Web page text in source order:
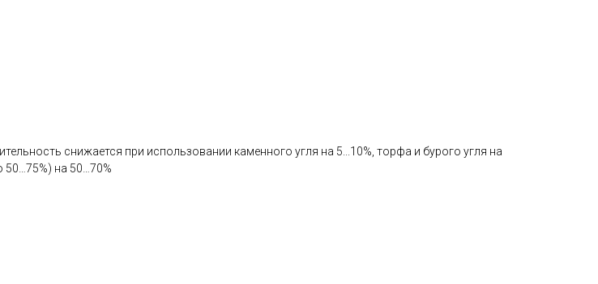
снижается при использовании каменного угля на 5...10%, торфа и бурого угля на
50…75%) на 50…70%